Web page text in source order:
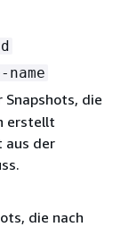
Snapshots, die
erstellt
aus der
die nach